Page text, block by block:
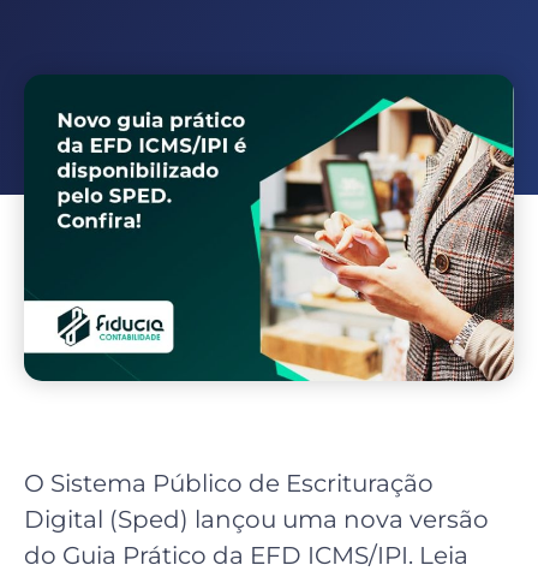
O Sistema Público de Escrituração
Digital (Sped) lançou uma nova versão
do Guia Prático da EFD ICMS/IPI. Leia